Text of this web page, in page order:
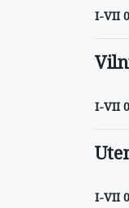
I-VII
I-VII
I-VII